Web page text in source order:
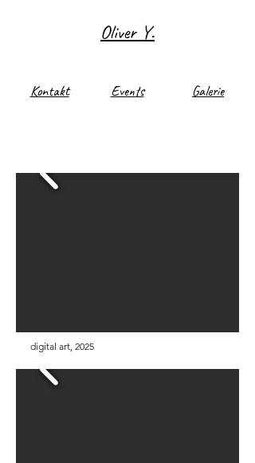
Kontakt
Oliver Y.
Events Galerie
digital art, 2025